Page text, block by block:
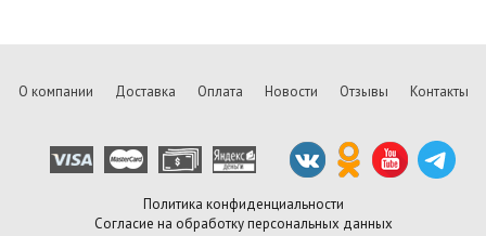
О компании Доставка Оплата Новости Отзывы Контакты
Политика конфиденциальности
Согласие на обработку персональных данных